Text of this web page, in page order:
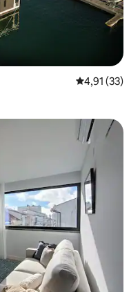
4,91 de uma
4,91 (33)